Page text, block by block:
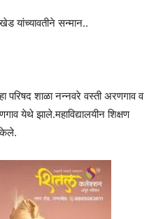
यांच्यावतीने सन्मान..
परिषद शाळा नन्नवरे वस्ती अरणगाव व
येथे झाले.महाविद्यालयीन शिक्षण
केले.